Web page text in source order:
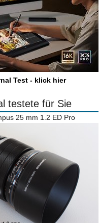
Test - klick hier
testete für Sie
25 mm 1.2 ED Pro